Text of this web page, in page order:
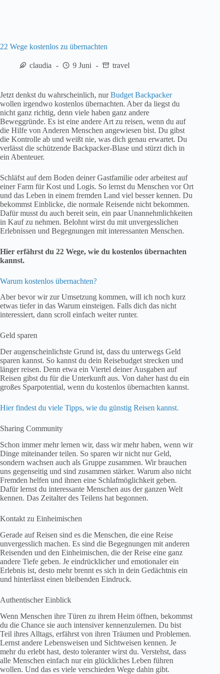
22 Wege kostenlos zu übernachten
claudia 9 Juni travel
Jetzt denkst du wahrscheinlich, nurBudget Backpacker
wollen irgendwo kostenlos übernachten. Aber da liegst du
nicht ganz richtig, denn viele haben ganz andere
Beweggründe. Es ist eine andere Art zu reisen, wenn du auf
die Hilfe von Anderen Menschen angewiesen bist. Du gibst
die Kontrolle ab und weißt nie, was dich genau erwartet. Du
verlässt die schützende Backpacker-Blase und stürzt dich in
ein Abenteuer.
Schläfst auf dem Boden deiner Gastfamilie oder arbeitest auf
einer Farm für Kost und Logis. So lernst du Menschen vor Ort
und das Leben in einem fremden Land viel besser kennen. Du
bekommst Einblicke, die normale Reisende nicht bekommen.
Dafür musst du auch bereit sein, ein paar Unannehmlichkeiten
in Kauf zu nehmen. Belohnt wirst du mit unvergesslichen
Erlebnissen und Begegnungen mit interessanten Menschen.
Hier erfährst du 22 Wege, wie du kostenlos übernachten
kannst.
Warum kostenlos übernachten?
Aber bevor wir zur Umsetzung kommen, will ich noch kurz
etwas tiefer in das Warum einsteigen. Falls dich das nicht
interessiert, dann scroll einfach weiter runter.
Geld sparen
Der augenscheinlichste Grund ist, dass du unterwegs Geld
sparen kannst. So kannst du dein Reisebudget strecken und
länger reisen. Denn etwa ein Viertel deiner Ausgaben auf
Reisen gibst du für die Unterkunft aus. Von daher hast du ein
großes Sparpotential, wenn du kostenlos übernachten kannst.
Hier findest du viele Tipps, wie du günstig Reisen kannst.
Sharing Community
Schon immer mehr lernen wir, dass wir mehr haben, wenn wir
Dinge miteinander teilen. So sparen wir nicht nur Geld,
sondern wachsen auch als Gruppe zusammen. Wir brauchen
uns gegenseitig und sind zusammen stärker. Warum also nicht
Fremden helfen und ihnen eine Schlafmöglichkeit geben.
Dafür lernst du interessante Menschen aus der ganzen Welt
kennen. Das Zeitalter des Teilens hat begonnen.
Kontakt zu Einheimischen
Gerade auf Reisen sind es die Menschen, die eine Reise
unvergesslich machen. Es sind die Begegnungen mit anderen
Reisenden und den Einheimischen, die der Reise eine ganz
andere Tiefe geben. Je eindrücklicher und emotionaler ein
Erlebnis ist, desto mehr brennt es sich in dein Gedächtnis ein
und hinterlässt einen bleibenden Eindruck.
Authentischer Einblick
Wenn Menschen ihre Türen zu ihrem Heim öffnen, bekommst
du die Chance sie auch intensiver kennenzulernen. Du bist
Teil ihres Alltags, erfährst von ihren Träumen und Problemen.
Lernst andere Lebensweisen und Sichtweisen kennen. Je
mehr du erlebt hast, desto toleranter wirst du. Verstehst, dass
alle Menschen einfach nur ein glückliches Leben führen
wollen. Und das es viele verschieden Wege dahin gibt.